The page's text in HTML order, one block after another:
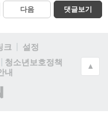
다음 댓글보기
크
설정
청소년보호정책
내
▲